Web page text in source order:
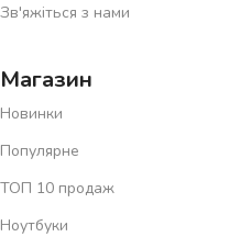
Зв'яжіться з нами
Магазин
Новинки
Популярне
ТОП 10 продаж
Ноутбуки